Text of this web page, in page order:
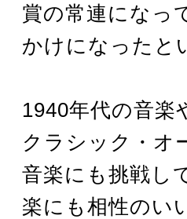
賞の常連になっ
かけになったと
1940年代の音
クラシック・オ
音楽にも挑戦し
楽にも相性のい